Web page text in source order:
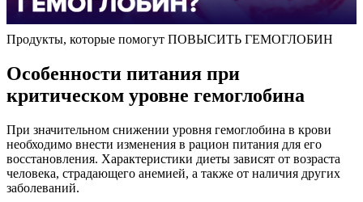
Продукты, которые помогут ПОВЫСИТЬ ГЕМОГЛОБИН
Особенности питания при
критическом уровне гемоглобина
При значительном снижении уровня гемоглобина в крови
необходимо внести изменения в рацион питания для его
восстановления. Характеристики диеты зависят от возраста
человека, страдающего анемией, а также от наличия других
заболеваний.